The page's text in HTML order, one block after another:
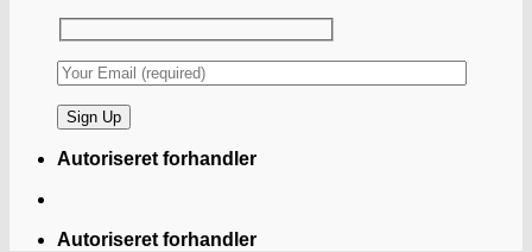
Autoriseret forhandler
Autoriseret forhandler